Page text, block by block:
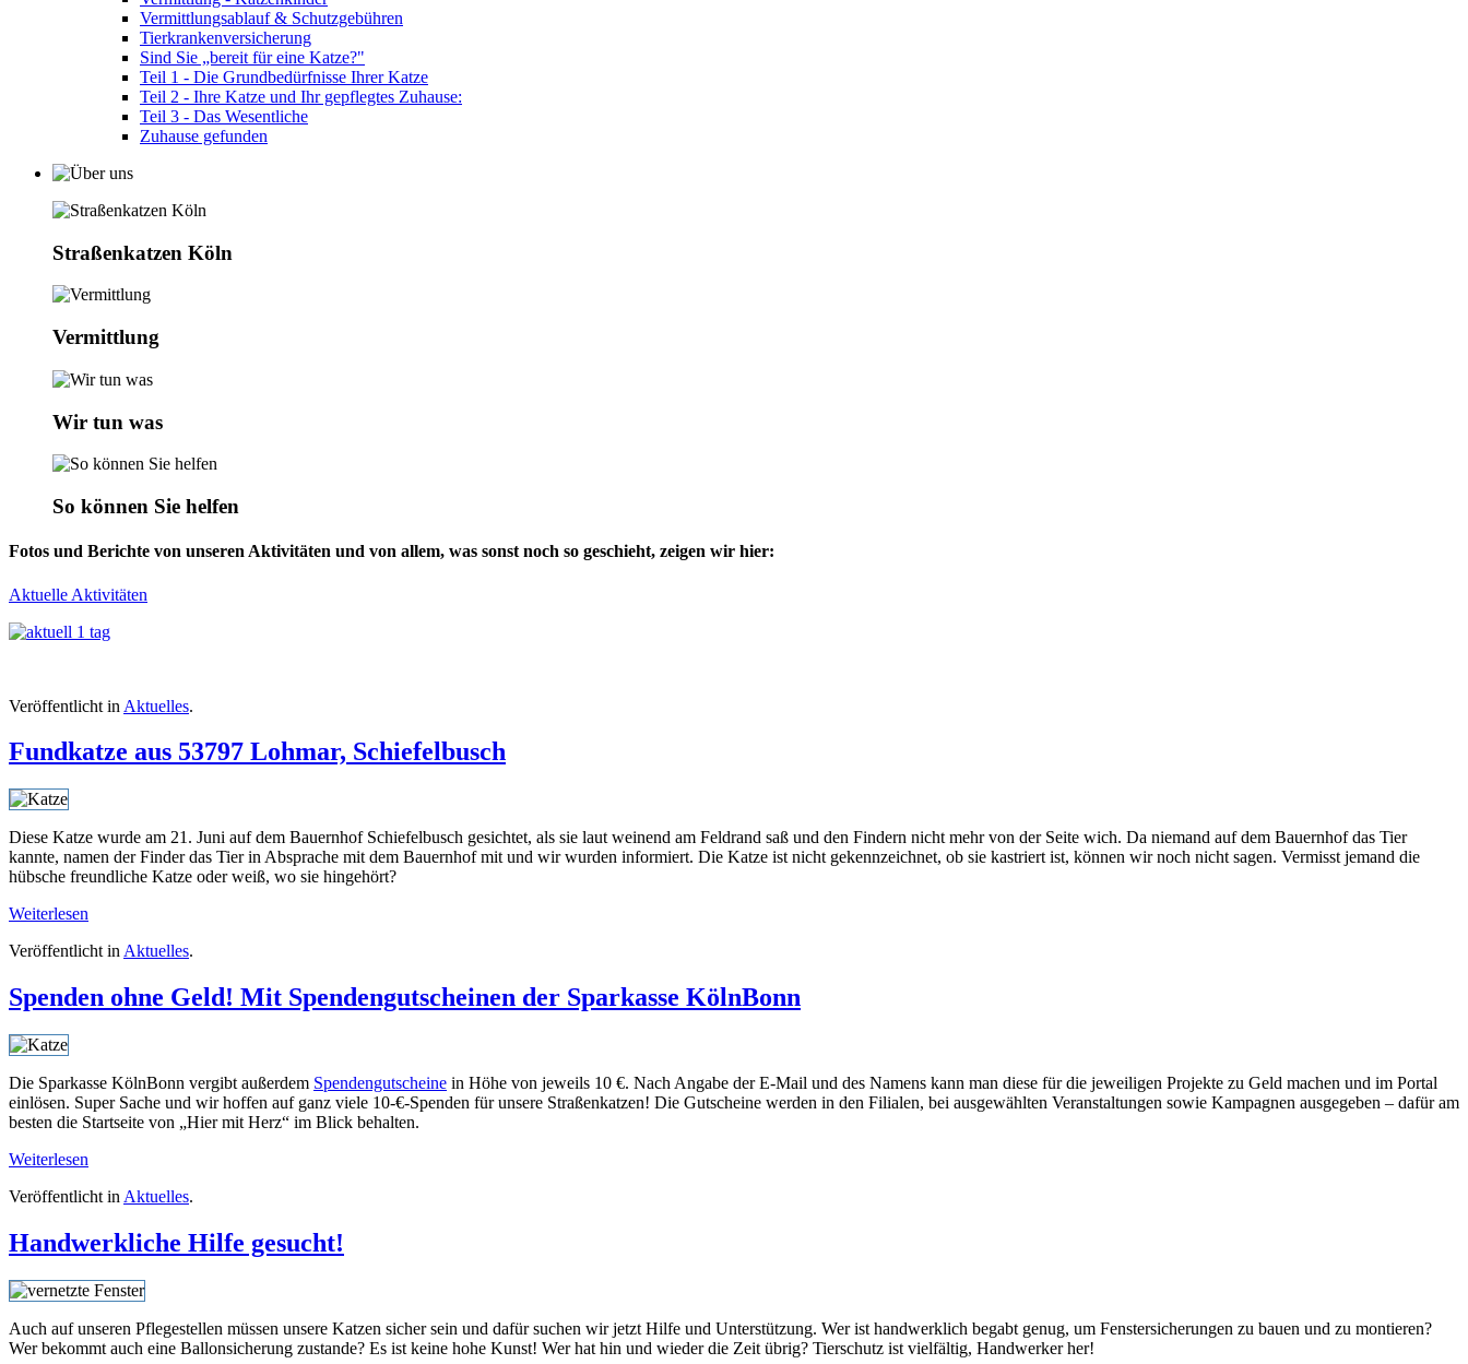
Vermittlungsablauf & Schutzgebühren
Tierkrankenversicherung
Sind Sie „bereit für eine Katze?"
Teil 1 - Die Grundbedürfnisse Ihrer Katze
Teil 2 - Ihre Katze und Ihr gepflegtes Zuhause:
Teil 3 - Das Wesentliche
Zuhause gefunden
Straßenkatzen Köln
Vermittlung
Wir tun was
So können Sie helfen
Fotos und Berichte von unseren Aktivitäten und von allem, was sonst noch so geschieht, zeigen wir hier:
Aktuelle Aktivitäten
Veröffentlicht in Aktuelles.
Fundkatze aus 53797 Lohmar, Schiefelbusch
Diese Katze wurde am 21. Juni auf dem Bauernhof Schiefelbusch gesichtet, als sie laut weinend am Feldrand saß und den Findern nicht mehr von der Seite wich. Da niemand auf dem Bauernhof das Tier
kannte, namen der Finder das Tier in Absprache mit dem Bauernhof mit und wir wurden informiert. Die Katze ist nicht gekennzeichnet, ob sie kastriert ist, können wir noch nicht sagen. Vermisst jemand die
hübsche freundliche Katze oder weiß, wo sie hingehört?
Weiterlesen
Veröffentlicht in Aktuelles.
Spenden ohne Geld! Mit Spendengutscheinen der Sparkasse KölnBonn
Die Sparkasse KölnBonn vergibt außerdem Spendengutscheine in Höhe von jeweils 10 €. Nach Angabe der E-Mail und des Namens kann man diese für die jeweiligen Projekte zu Geld machen und im Portal
einlösen. Super Sache und wir hoffen auf ganz viele 10-€-Spenden für unsere Straßenkatzen! Die Gutscheine werden in den Filialen, bei ausgewählten Veranstaltungen sowie Kampagnen ausgegeben – dafür am
besten die Startseite von „Hier mit Herz“ im Blick behalten.
Weiterlesen
Veröffentlicht in Aktuelles.
Handwerkliche Hilfe gesucht!
Auch auf unseren Pflegestellen müssen unsere Katzen sicher sein und dafür suchen wir jetzt Hilfe und Unterstützung. Wer ist handwerklich begabt genug, um Fenstersicherungen zu bauen und zu montieren?
Wer bekommt auch eine Ballonsicherung zustande? Es ist keine hohe Kunst! Wer hat hin und wieder die Zeit übrig? Tierschutz ist vielfältig, Handwerker her!